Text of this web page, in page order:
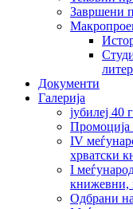
Завршени
Документи
Галерија
јубилеј
Промоција
IV
хрватски
I
книжевни,
Одбрани